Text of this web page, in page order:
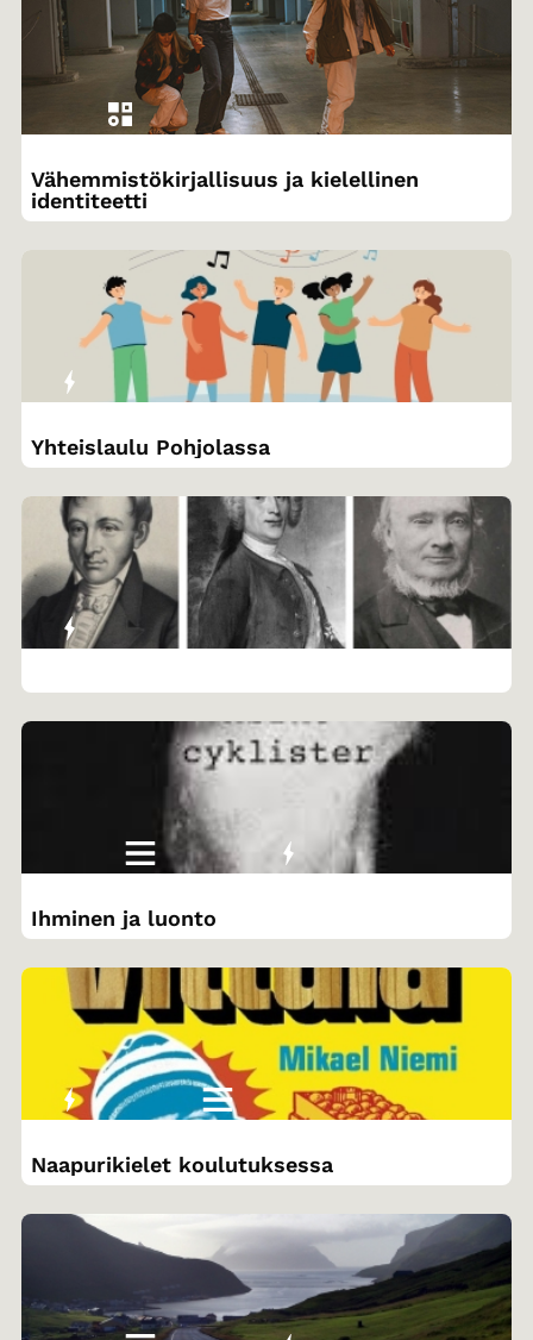
Vähemmistökirjallisuus ja kielellinen
identiteetti
Yhteislaulu Pohjolassa
Ihminen ja luonto
Naapurikielet koulutuksessa